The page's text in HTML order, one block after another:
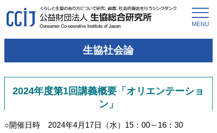
MENU
生協社会論
2024年度第1回講義概要「オリエンテーショ
ン」
○開催日時 2024年4月17日（水）15：00～16：30